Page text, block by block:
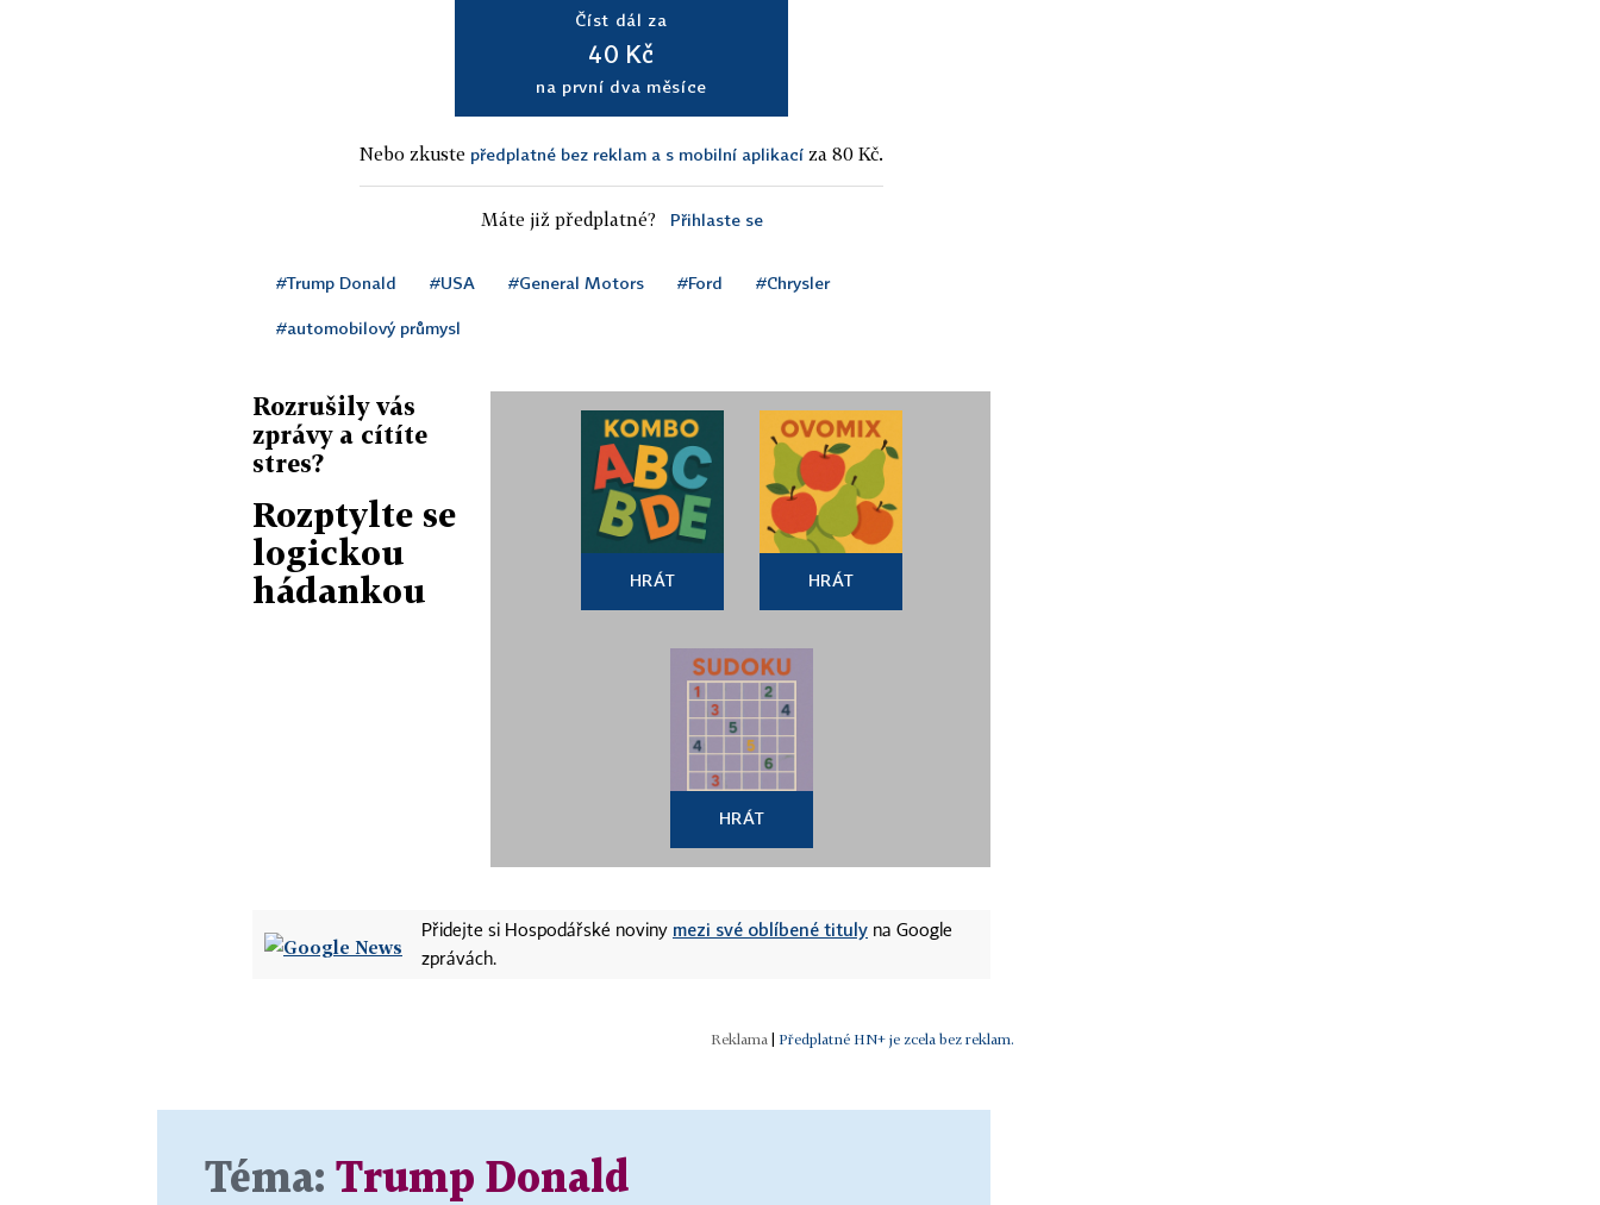
Číst dál za
40 Kč
na první dva měsíce
Nebo zkuste předplatné bez reklam a s mobilní aplikací za 80 Kč.
Máte již předplatné? Přihlaste se
#Trump Donald #USA #General Motors #Ford #Chrysler
#automobilový průmysl
Rozrušily vás
zprávy a cítíte
stres?
Rozptylte se
logickou
hádankou
HRÁT HRÁT
HRÁT
Přidejte si Hospodářské noviny mezi své oblíbené tituly na Google
zprávách.
| Předplatné HN+ je zcela bez reklam.
Téma: Trump Donald